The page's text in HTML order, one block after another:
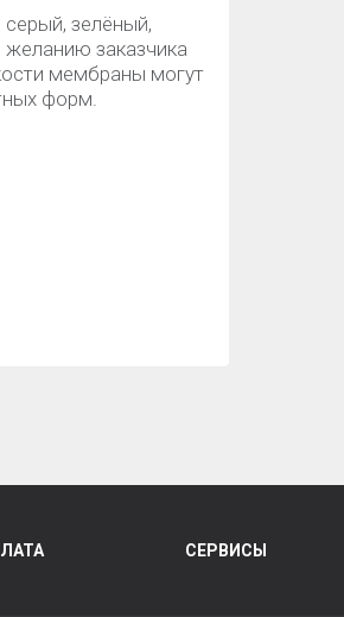
зелёный,
заказчика
мембраны могут
форм.
СЕРВИСЫ